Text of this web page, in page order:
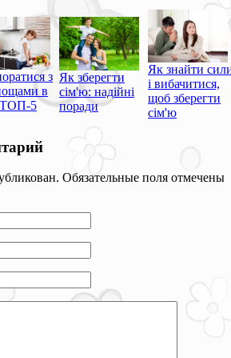
з
в
ТОП-5
Як зберегти
сім'ю: надійні
поради
Як знайти
і вибачитися,
щоб зберегти
сім'ю
Обязательные поля отмечены